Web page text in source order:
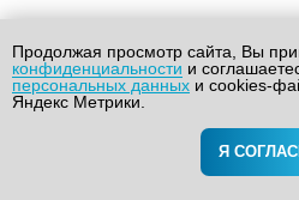
Продолжая просмотр сайта, Вы
конфиденциальности и
персональных данных и cookies-
Яндекс Метрики.
Я